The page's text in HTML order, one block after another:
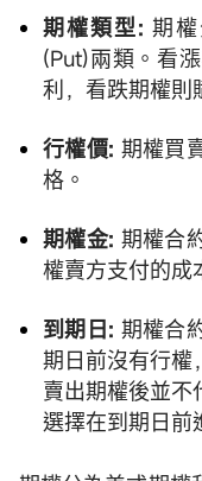
期權類型: 期
(Put)兩類。看
利，看跌期權則
行權價: 期權買
格。
期權金: 期權合
權賣方支付的成
到期日: 期權合
期日前沒有行權
賣出期權後並不
選擇在到期日前